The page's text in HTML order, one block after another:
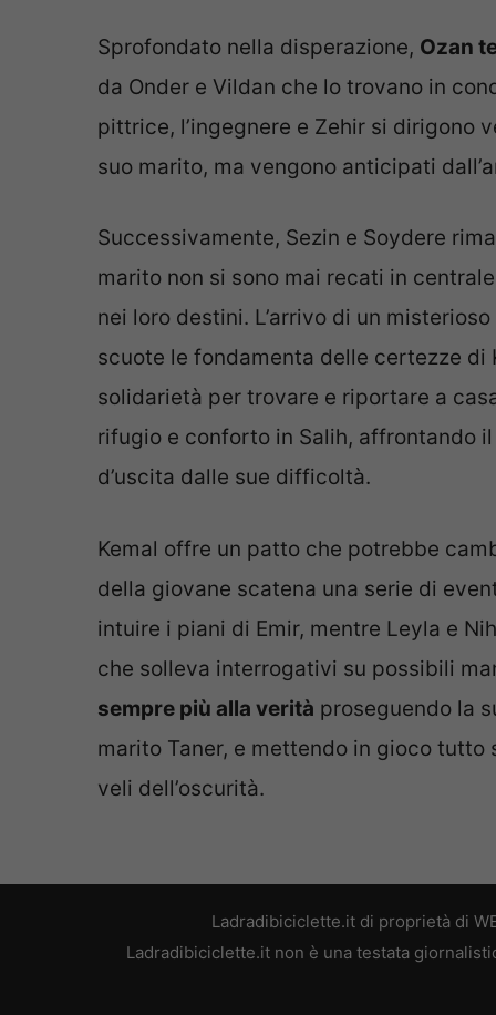
Sprofondato nella disperazione, Ozan
da Onder e Vildan che lo trovano in
pittrice, l’ingegnere e Zehir si dirigono
suo marito, ma vengono anticipati
Successivamente, Sezin e Soydere
marito non si sono mai recati in
nei loro destini. L’arrivo di un
scuote le fondamenta delle certezze di
solidarietà per trovare e riportare a
rifugio e conforto in Salih, affrontando
d’uscita dalle sue difficoltà.
Kemal offre un patto che potrebbe
della giovane scatena una serie di
intuire i piani di Emir, mentre Leyla e
che solleva interrogativi su possibili
sempre più alla verità proseguendo la
marito Taner, e mettendo in gioco
veli dell’oscurità.
Ladradibiciclette.it di proprietà di
Ladradibiciclette.it non è una testata